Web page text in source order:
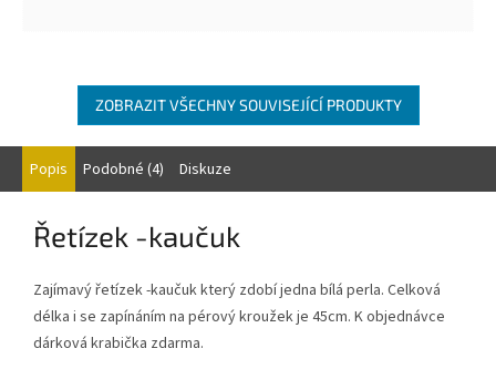
ZOBRAZIT VŠECHNY SOUVISEJÍCÍ PRODUKTY
Popis Podobné (4) Diskuze
Řetízek -kaučuk
Zajímavý řetízek -kaučuk který zdobí jedna bílá perla. Celková
délka i se zapínáním na pérový kroužek je 45cm. K objednávce
dárková krabička zdarma.